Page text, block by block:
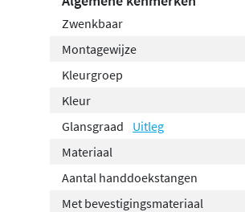
Zwenkbaar
Montagewijze
Kleurgroep
Kleur
Glansgraad
Uitleg
Materiaal
Aantal handdoekstangen
Met bevestigingsmateriaal